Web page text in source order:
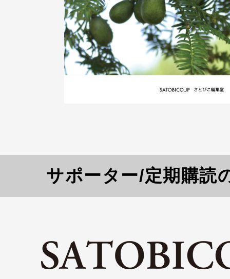
サポーター/定期購読